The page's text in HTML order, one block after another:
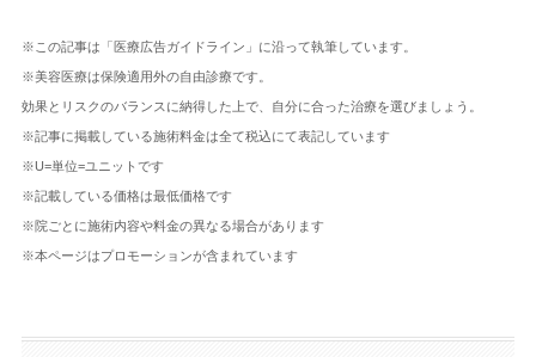
※この記事は「医療広告ガイドライン」に沿って執筆しています。
※美容医療は保険適用外の自由診療です。
効果とリスクのバランスに納得した上で、自分に合った治療を選びましょう。
※記事に掲載している施術料金は全て税込にて表記しています
※U=単位=ユニットです
※記載している価格は最低価格です
※院ごとに施術内容や料金の異なる場合があります
※本ページはプロモーションが含まれています